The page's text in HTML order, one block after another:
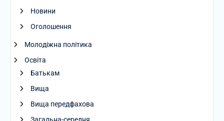
Новини
Оголошення
Молодіжна політика
Освіта
Батькам
Вища
Вища передфахова
Загальна-середня